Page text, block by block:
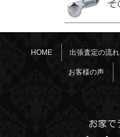
HOME 出張査定の流れ
お客様の声